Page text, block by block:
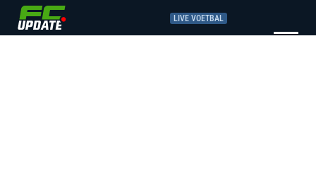
LIVE VOETBAL